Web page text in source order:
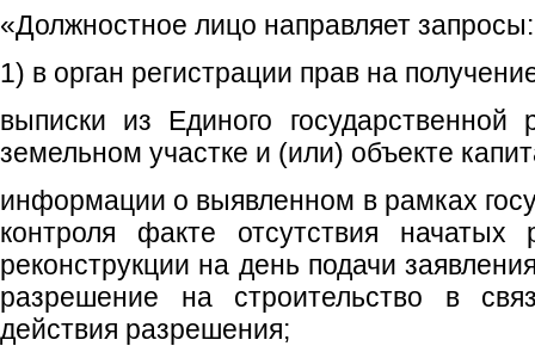
«Должностное лицо направляет запросы:
1) в орган регистрации прав на
выписки из Единого государственной
земельном участке и (или) объекте
информации о выявленном в рамках
контроля факте отсутствия начатых
реконструкции на день подачи
разрешение на строительство в
действия разрешения;